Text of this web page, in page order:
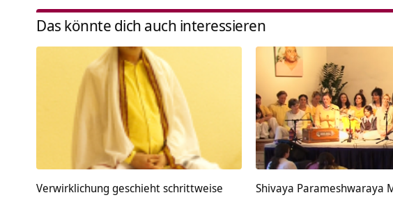
Das könnte dich auch interessieren
Verwirklichung geschieht schrittweise Shivaya Parameshwaraya